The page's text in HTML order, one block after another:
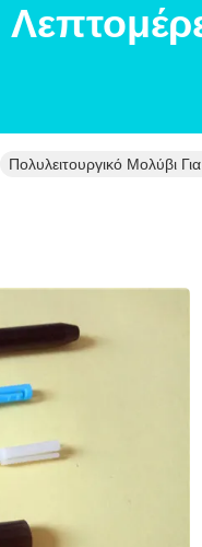
Πολυλειτουργικό Μολύβι